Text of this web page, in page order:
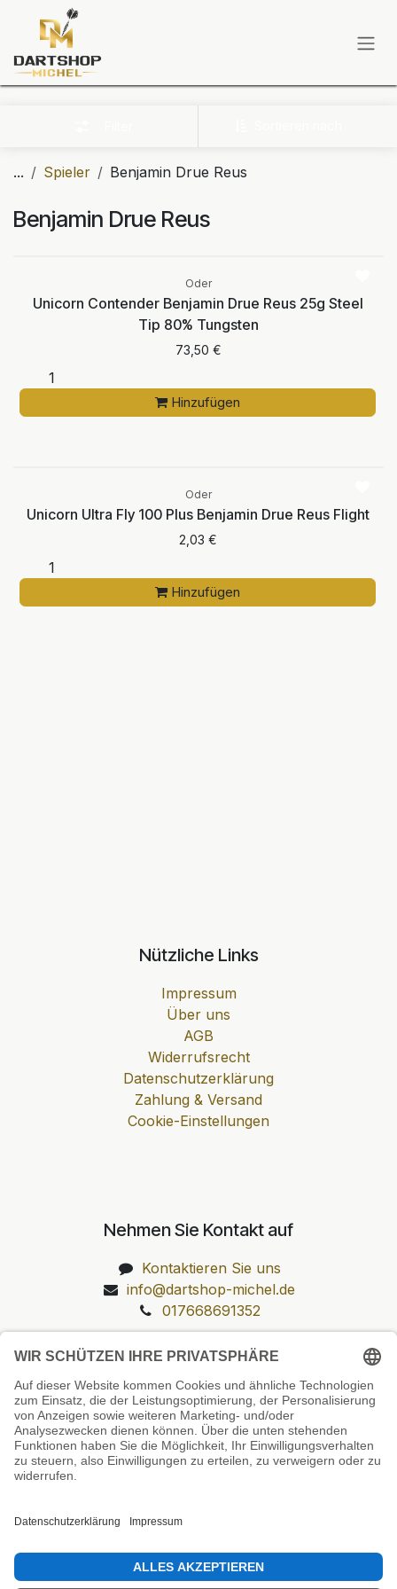
Zum Inhalt springen
... Spieler Benjamin Drue Reus
Benjamin Drue Reus
Oder
Unicorn Contender Benjamin Drue Reus 25g Steel
Tip 80% Tungsten
73,50 €
Hinzufügen
Oder
Unicorn Ultra Fly 100 Plus Benjamin Drue Reus Flight
2,03 €
Hinzufügen
Nützliche Links
Impressum
Über uns
AGB
Widerrufsrecht
Datenschutzerklärung
Zahlung & Versand
Cookie-Einstellungen
Nehmen Sie Kontakt auf
Kontaktieren Sie uns
info@dartshop-michel.de
017668691352
Unsere Prüfsiegel